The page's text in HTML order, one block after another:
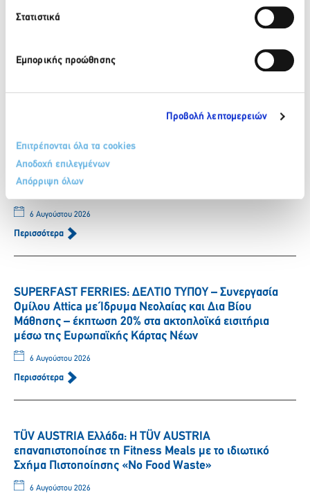
Στατιστικά
Εμπορικής προώθησης
Προβολή λεπτομερειών
Επιτρέπονται όλα τα cookies
Αποδοχή επιλεγμένων
Απόρριψη όλων
ΒΙΚΟΣ: Το φυσικό μεταλλικό νερό ΒΙΚΟΣ στο πλευρό της
αθλήτριας Γεωργίας Δαμασιώτη
ΒΙΚΟΣ: Η Νικόλ Παυλοπούλου εντάσσεται στην ομάδα
των αθλητών που στηρίζει το φυσικό μεταλλικό νερό
6 Αυγούστου 2026
Περισσότερα
SUPERFAST FERRIES: ΔΕΛΤΙΟ ΤΥΠΟΥ – Συνεργασία
Ομίλου Attica με Ίδρυμα Νεολαίας και Δια Βίου
Μάθησης – έκπτωση 20% στα ακτοπλοϊκά εισιτήρια
μέσω της Ευρωπαϊκής Κάρτας Νέων
6 Αυγούστου 2026
Περισσότερα
TÜV AUSTRIA Ελλάδα: Η TÜV AUSTRIA
επαναπιστοποίησε τη Fitness Meals με το ιδιωτικό
Σχήμα Πιστοποίησης «No Food Waste»
6 Αυγούστου 2026